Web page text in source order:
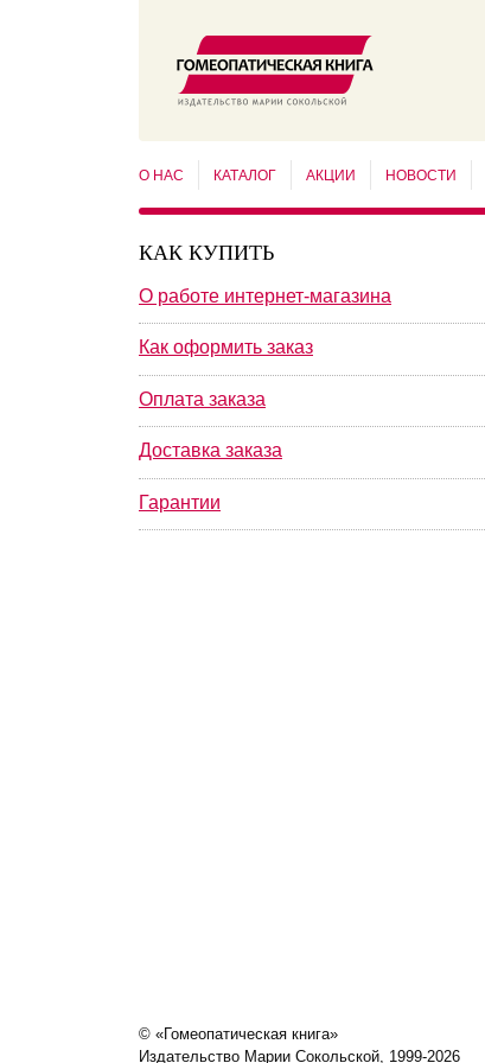
О НАС КАТАЛОГ АКЦИИ НОВОСТИ
КАК КУПИТЬ
О работе интернет-магазина
Как оформить заказ
Оплата заказа
Доставка заказа
Гарантии
© «Гомеопатическая книга»
Издательство Марии Сокольской, 1999-2026